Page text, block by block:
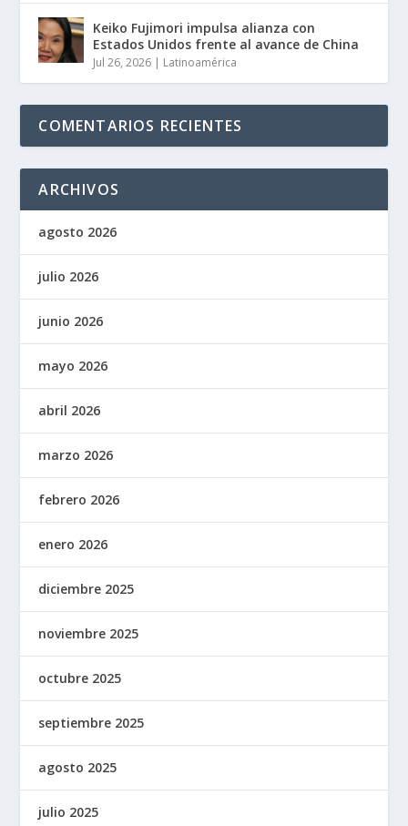
Keiko Fujimori impulsa alianza con
Estados Unidos frente al avance de China
Jul 26, 2026 | Latinoamérica
COMENTARIOS RECIENTES
ARCHIVOS
agosto 2026
julio 2026
junio 2026
mayo 2026
abril 2026
marzo 2026
febrero 2026
enero 2026
diciembre 2025
noviembre 2025
octubre 2025
septiembre 2025
agosto 2025
julio 2025